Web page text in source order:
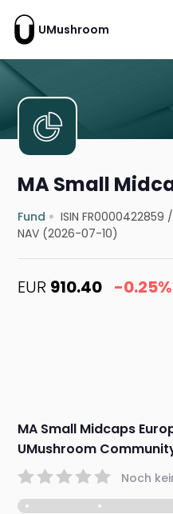
UMushroom
MA Small
Fund ISIN FR0000422859
NAV (2026-07-10)
EUR 910.40 -0.25%
MA Small Midcaps
UMushroom
Noch